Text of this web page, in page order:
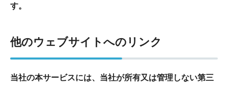
す。
他のウェブサイトへのリンク
当社の本サービスには、当社が所有又は管理しない第三